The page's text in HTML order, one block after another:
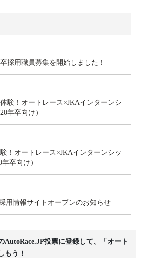
採用職員募集を開始しました！
験！オートレース×JKAインターンシ
年卒向け）
！オートレース×JKAインターンシッ
卒向け）
用情報サイトオープンのお知らせ
AutoRace.JP投票に登録して、「オート
もう！